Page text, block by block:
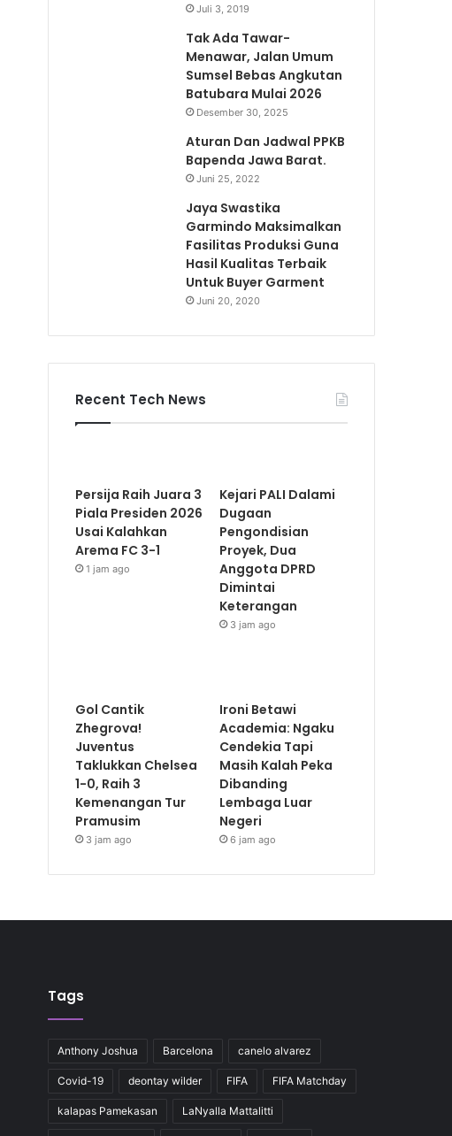
Juli 3, 2019
Tak Ada Tawar-
Menawar, Jalan Umum
Sumsel Bebas Angkutan
Batubara Mulai 2026
Desember 30, 2025
Aturan Dan Jadwal PPKB
Bapenda Jawa Barat.
Juni 25, 2022
Jaya Swastika
Garmindo Maksimalkan
Fasilitas Produksi Guna
Hasil Kualitas Terbaik
Untuk Buyer Garment
Juni 20, 2020
Recent Tech News
Persija Raih Juara 3
Piala Presiden 2026
Usai Kalahkan
Arema FC 3-1
1 jam ago
Kejari PALI Dalami
Dugaan
Pengondisian
Proyek, Dua
Anggota DPRD
Dimintai
Keterangan
3 jam ago
Gol Cantik
Zhegrova!
Juventus
Taklukkan Chelsea
1-0, Raih 3
Kemenangan Tur
Pramusim
3 jam ago
Ironi Betawi
Academia: Ngaku
Cendekia Tapi
Masih Kalah Peka
Dibanding
Lembaga Luar
Negeri
6 jam ago
Tags
Anthony Joshua Barcelona canelo alvarez
Covid-19 deontay wilder FIFA FIFA Matchday
kalapas Pamekasan LaNyalla Mattalitti